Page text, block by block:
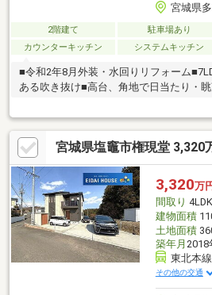
宮城県
2階建て 駐車場あり
カウンターキッチン
システムキッチン
■令和2年8月外装・水回りリフォーム
ある吹き抜け■高台、角地で日当たり・
宮城県塩竈市権現堂 3,320
3,320万
間取り 4LDK
建物面積
土地面積
築年月 2018
東北本
その他の交通